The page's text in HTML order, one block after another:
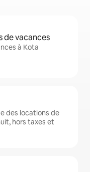
vacances
à Kota
des locations de
hors taxes et